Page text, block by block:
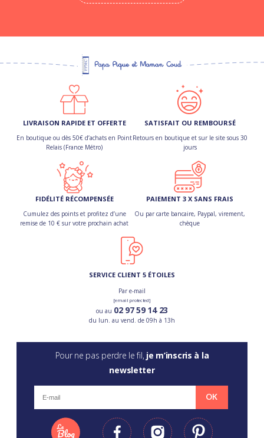
LIVRAISON RAPIDE ET OFFERTE
En boutique ou dès 50€ d’achats en Point
Relais (France Métro)
SATISFAIT OU REMBOURSÉ
Retours en boutique et sur le site sous 30
jours
FIDÉLITÉ RÉCOMPENSÉE
Cumulez des points et profitez d’une
remise de 10 € sur votre prochain achat
PAIEMENT 3 X SANS FRAIS
Ou par carte bancaire, Paypal, virement,
chèque
SERVICE CLIENT 5 ÉTOILES
Par e-mail
[email protected]
ou au 02 97 59 14 23
du lun. au vend. de 09h à 13h
Pour ne pas perdre le fil, je m’inscris à la
newsletter
OK